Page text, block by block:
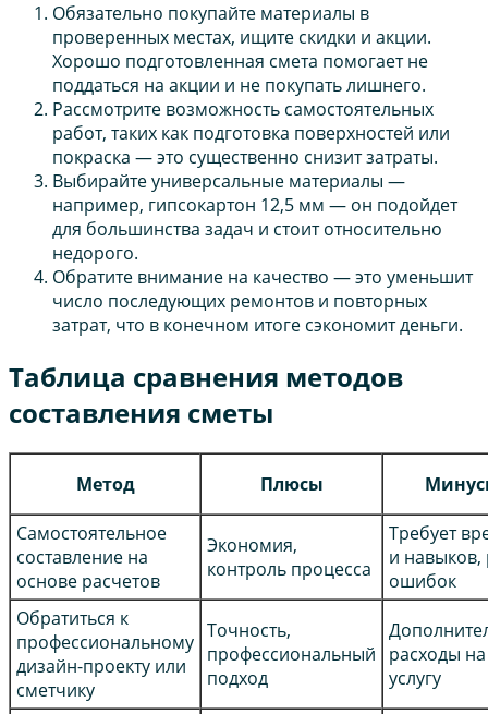
Обязательно покупайте материалы в
проверенных местах, ищите скидки и акции.
Хорошо подготовленная смета помогает не
поддаться на акции и не покупать лишнего.
Рассмотрите возможность самостоятельных
работ, таких как подготовка поверхностей или
покраска — это существенно снизит затраты.
Выбирайте универсальные материалы —
например, гипсокартон 12,5 мм — он подойдет
для большинства задач и стоит относительно
недорого.
Обратите внимание на качество — это уменьшит
число последующих ремонтов и повторных
затрат, что в конечном итоге сэкономит деньги.
Таблица сравнения методов
составления сметы
Метод Плюсы
Самостоятельное
составление на
основе расчетов
Экономия,
контроль процесса
Требует
и навыков,
ошибок
Обратиться к
профессиональному
дизайн-проекту или
сметчику
Точность,
профессиональный
подход
расходы на
услугу